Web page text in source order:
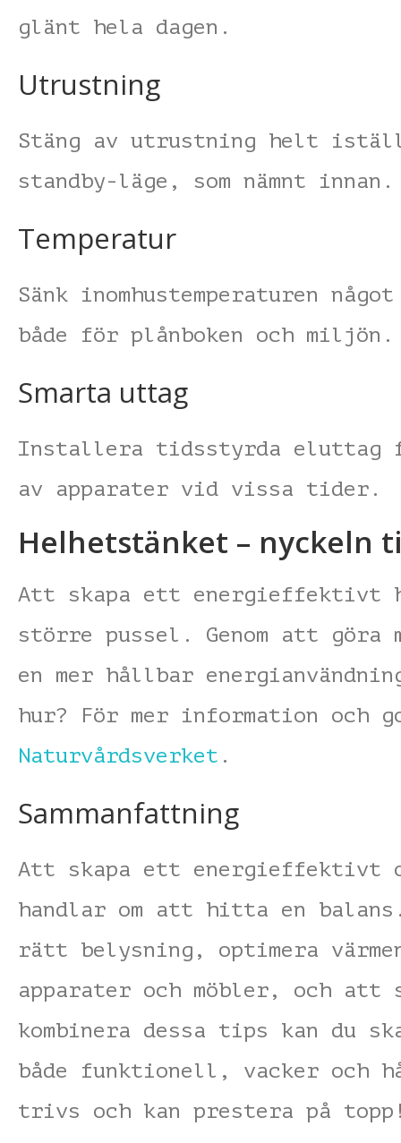
glänt hela dagen.
Utrustning
Stäng av utrustning helt
standby-läge, som nämnt innan.
Temperatur
Sänk inomhustemperaturen
både för plånboken och miljön.
Smarta uttag
Installera tidsstyrda eluttag
av apparater vid vissa tider.
Helhetstänket – nyckeln
Att skapa ett energieffektivt
större pussel. Genom att
en mer hållbar
hur? För mer information och
Naturvårdsverket .
Sammanfattning
Att skapa ett energieffektivt
handlar om att hitta en
rätt belysning, optimera
apparater och möbler, och att
kombinera dessa tips kan du
både funktionell, vacker och
trivs och kan prestera på